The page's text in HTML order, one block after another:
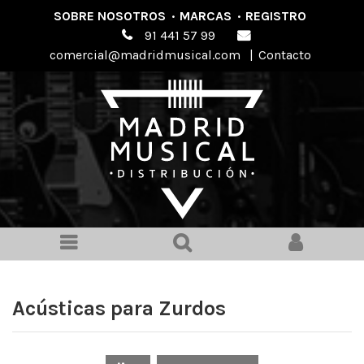
SOBRE NOSOTROS · MARCAS · REGISTRO
91 441 57 99
comercial@madridmusical.com
| Contacto
Acústicas para Zurdos